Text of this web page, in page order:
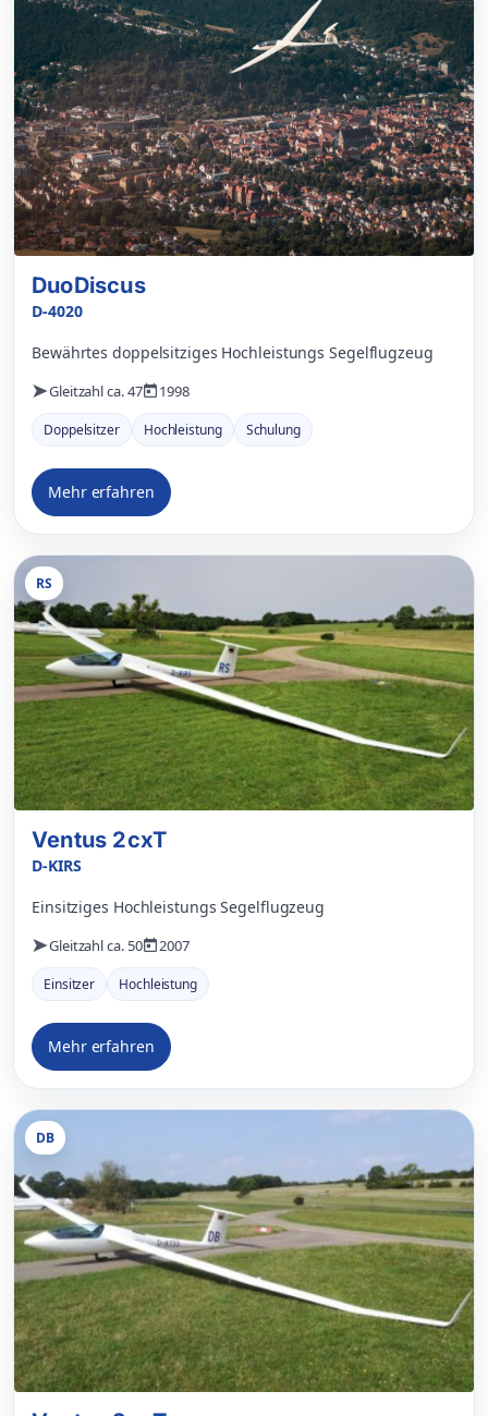
DuoDiscus
D-4020
Bewährtes doppelsitziges Hochleistungs Segelflugzeug
Gleitzahl ca. 47 1998
Doppelsitzer Hochleistung Schulung
Mehr erfahren
RS
Ventus 2cxT
D-KIRS
Einsitziges Hochleistungs Segelflugzeug
Gleitzahl ca. 50 2007
Einsitzer Hochleistung
Mehr erfahren
DB